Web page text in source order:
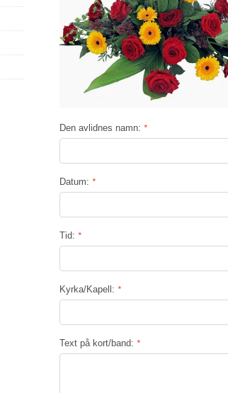
Den avlidnes namn: *
Datum: *
Tid: *
Kyrka/Kapell: *
Text på kort/band: *